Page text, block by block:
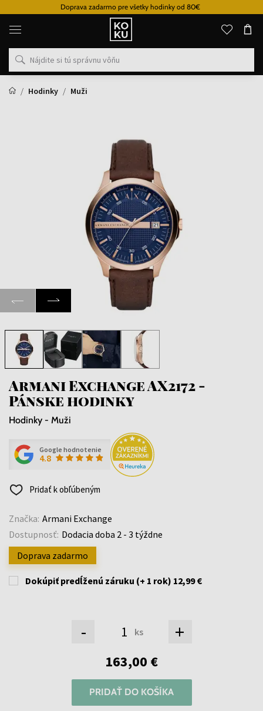
Doprava zadarmo pre všetky hodinky od 80€
Originálne
parfémy
hodinky
na
mieste
Hodinky
Muži
Armani Exchange AX2172 -
Pánske hodinky
Hodinky - Muži
Google hodnotenie
4.8
Pridať k obľúbeným
Značka: Armani Exchange
Dostupnosť: Dodacia doba 2 - 3 týždne
Doprava zadarmo
Dokúpiť predĺženú záruku (+ 1 rok) 12,99 €
- ks +
163,00 €
PRIDAŤ DO KOŠÍKA